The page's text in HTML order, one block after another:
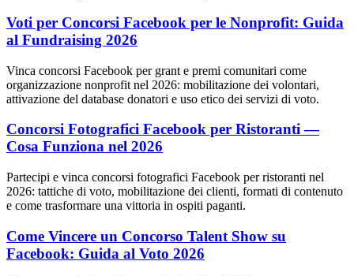
Voti per Concorsi Facebook per le Nonprofit: Guida
al Fundraising 2026
Vinca concorsi Facebook per grant e premi comunitari come
organizzazione nonprofit nel 2026: mobilitazione dei volontari,
attivazione del database donatori e uso etico dei servizi di voto.
Concorsi Fotografici Facebook per Ristoranti —
Cosa Funziona nel 2026
Partecipi e vinca concorsi fotografici Facebook per ristoranti nel
2026: tattiche di voto, mobilitazione dei clienti, formati di contenuto
e come trasformare una vittoria in ospiti paganti.
Come Vincere un Concorso Talent Show su
Facebook: Guida al Voto 2026